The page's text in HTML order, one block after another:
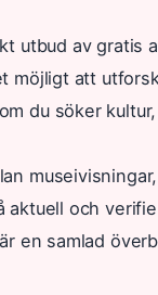
utbud av gratis
möjligt att
du söker
och
en samlad